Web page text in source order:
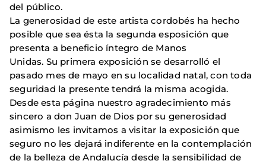
del público.
La generosidad de este artista cordobés ha hecho
posible que sea ésta la segunda esposición que
presenta a beneficio íntegro de Manos
Unidas. Su primera exposición se desarrolló el
pasado mes de mayo en su localidad natal, con toda
seguridad la presente tendrá la misma acogida.
Desde esta página nuestro agradecimiento más
sincero a don Juan de Dios por su generosidad
asimismo les invitamos a visitar la exposición que
seguro no les dejará indiferente en la contemplación
de la belleza de Andalucía desde la sensibilidad de